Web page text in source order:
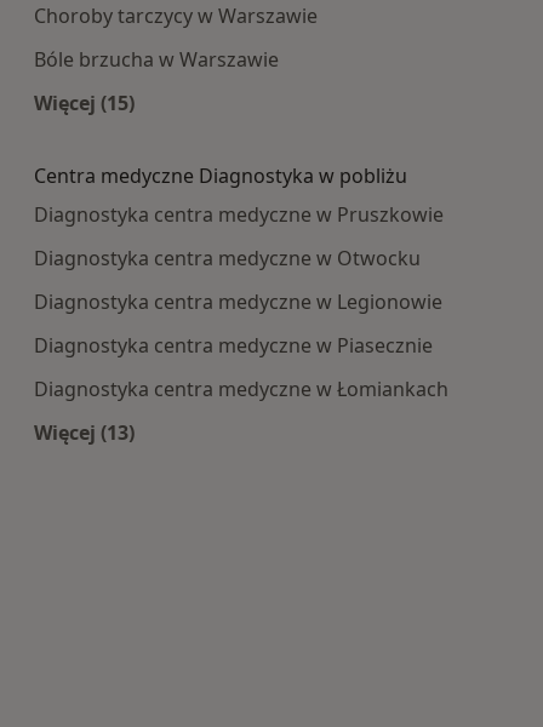
Choroby tarczycy w Warszawie
Bóle brzucha w Warszawie
Więcej (15)
Centra medyczne Diagnostyka w pobliżu
Diagnostyka centra medyczne w Pruszkowie
Diagnostyka centra medyczne w Otwocku
Diagnostyka centra medyczne w Legionowie
Diagnostyka centra medyczne w Piasecznie
Diagnostyka centra medyczne w Łomiankach
Więcej (13)